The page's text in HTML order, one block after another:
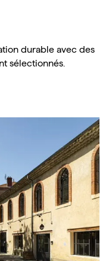
durable avec des
sélectionnés.